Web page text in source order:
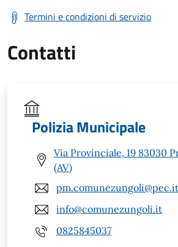
Termini e condizioni di servizio
Contatti
Polizia Municipale
Via Provinciale, 19 83030
(AV)
pm.comunezungoli@pec.it
info@comunezungoli.it
0825845037